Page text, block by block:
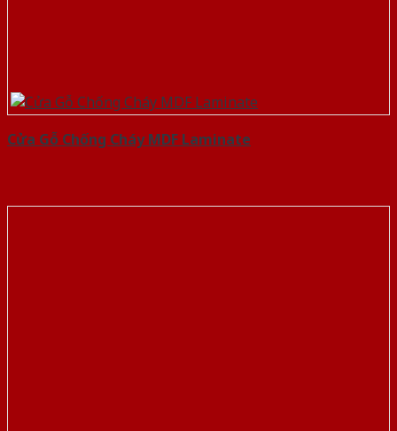
Cửa Gỗ Chống Cháy MDF Laminate